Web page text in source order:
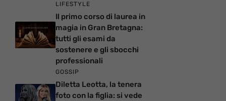
LIFESTYLE
Il primo corso di laurea in
magia in Gran Bretagna:
tutti gli esami da
sostenere e gli sbocchi
professionali
GOSSIP
Diletta Leotta, la tenera
foto con la figlia: si vede